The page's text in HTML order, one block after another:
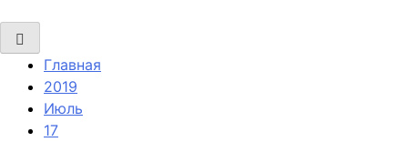
Главная
2019
Июль
17